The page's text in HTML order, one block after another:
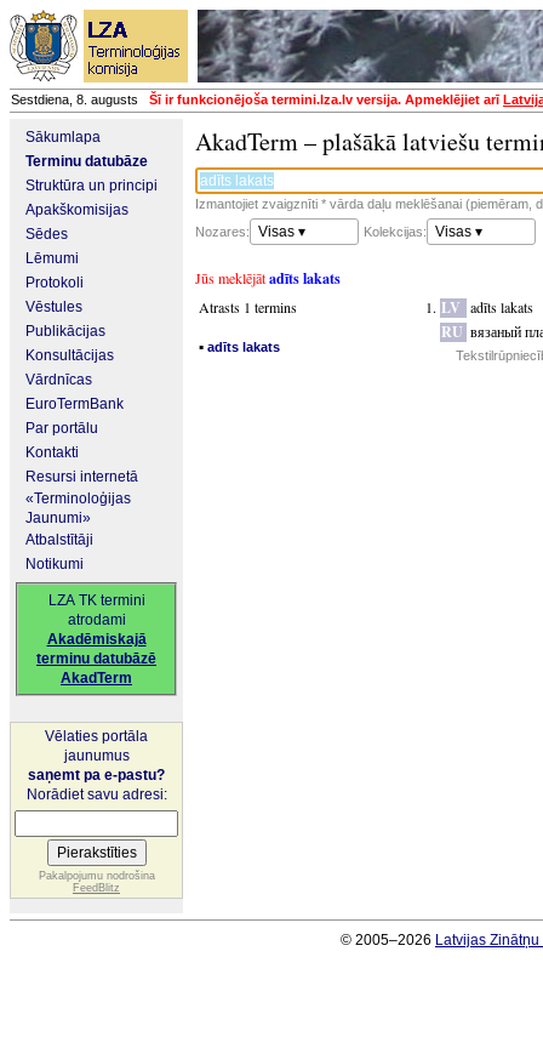
Sestdiena, 8. augusts Šī ir funkcionējoša termini.lza.lv versija. Apmeklējiet arī
Sākumlapa
Terminu datubāze
Struktūra un principi
Apakškomisijas
Sēdes
Lēmumi
Protokoli
Vēstules
Publikācijas
Konsultācijas
Vārdnīcas
EuroTermBank
Par portālu
Kontakti
Resursi internetā
«Terminoloģijas
Jaunumi»
Atbalstītāji
Notikumi
LZA TK termini
atrodami
Akadēmiskajā
terminu datubāzē
AkadTerm
Vēlaties portāla
jaunumus
saņemt pa e-pastu?
Norādiet savu adresi:
Pakalpojumu nodrošina
FeedBlitz
AkadTerm – plašākā latviešu
Izmantojiet zvaigznīti * vārda daļu meklēšanai (piemēram,
Nozares:
Visas ▾ Kolekcijas: Visas ▾
Jūs meklējātadīts lakats
Atrasts 1 termins
▪ adīts lakats
LV adīts lakats
RU вязаный
© 2005–2026 Latvijas